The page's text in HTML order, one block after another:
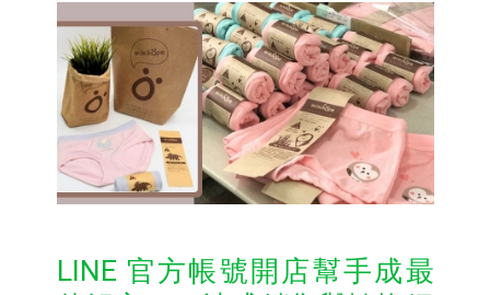
LINE 官方帳號開店幫手成最